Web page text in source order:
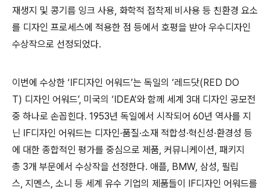
재생지 및 콩기름 잉크 사용, 화학적 접착제 비사용 등 친환경 요소
를 디자인 프로세스에 적용한 점 등에서 호평을 받아 우수디자인
수상작으로 선정되었다.
이번에 수상한 ‘IF디자인 어워드’는 독일의 ‘레드닷(RED DO
T) 디자인 어워드’, 미국의 ‘IDEA’와 함께 세계 3대 디자인 공모전
중 하나로 손꼽힌다. 1953년 독일에서 시작되어 60년 역사를 지
닌 IF디자인 어워드는 디자인·품질·소재 적합성·혁신성·환경성 등
에 대한 종합적인 평가를 중심으로 제품, 커뮤니케이션, 패키지
총 3개 부문에서 수상작을 선정한다. 애플, BMW, 삼성, 필립
스, 지멘스, 소니 등 세계 유수 기업의 제품들이 IF디자인 어워드를